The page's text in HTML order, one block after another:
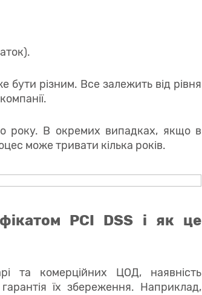
бути різним. Все залежить від рівня
року. В окремих випадках, якщо в
може тривати кілька років.
PCI DSS і як це
та комерційних ЦОД, наявність
їх збереження. Наприклад,